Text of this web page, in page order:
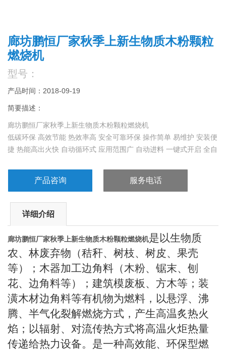
廊坊鹏恒厂家秋季上新生物质木粉颗粒
燃烧机
型号：
产品时间：2018-09-19
简要描述：
廊坊鹏恒厂家秋季上新生物质木粉颗粒燃烧机
低碳环保 高效节能 热效率高 安全可靠环保 操作简单 易维护 安装便
捷 热能高出火快 自动循环式 应用范围广 自动进料 一键式开启 全自
产品咨询 服务电话
详细介绍
廊坊鹏恒厂家秋季上新生物质木粉颗粒燃烧机是以生物质
农、林废弃物（秸秆、树枝、树皮、果壳
等）；木器加工边角料（木粉、锯末、刨
花、边角料等）；建筑模废板、方木等；装
潢木材边角料等有机物为燃料，以悬浮、沸
腾、半气化裂解燃烧方式，产生高温炙热火
焰；以辐射、对流传热方式将高温火炬热量
传递给热力设备。是一种高效能、环保型燃